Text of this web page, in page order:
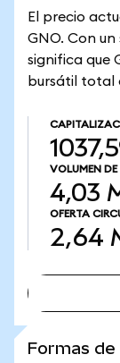
El precio
GNO. Con
significa que
bursátil total
VOLUMEN DE
4,03
OFERTA
2,64
Formas de